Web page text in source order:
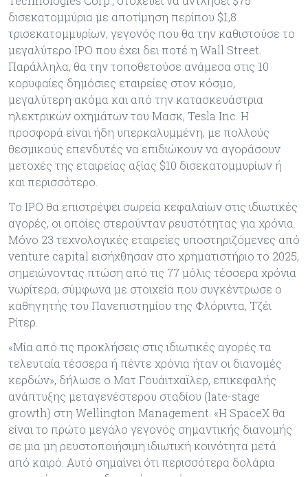
δισεκατομμύρια με αποτίμηση περίπου $1,8
τρισεκατομμυρίων, γεγονός που θα την καθιστούσε το
μεγαλύτερο IPO που έχει δει ποτέ η Wall Street.
Παράλληλα, θα την τοποθετούσε ανάμεσα στις 10
κορυφαίες δημόσιες εταιρείες στον κόσμο,
μεγαλύτερη ακόμα και από την κατασκευάστρια
ηλεκτρικών οχημάτων του Μασκ, Tesla Inc. Η
προσφορά είναι ήδη υπερκαλυμμένη, με πολλούς
θεσμικούς επενδυτές να επιδιώκουν να αγοράσουν
μετοχές της εταιρείας αξίας $10 δισεκατομμυρίων ή
και περισσότερο.
Το IPO θα επιστρέψει σωρεία κεφαλαίων στις ιδιωτικές
αγορές, οι οποίες στερούνταν ρευστότητας για χρόνια.
Μόνο 23 τεχνολογικές εταιρείες υποστηριζόμενες από
venture capital εισήχθησαν στο χρηματιστήριο το 2025,
σημειώνοντας πτώση από τις 77 μόλις τέσσερα χρόνια
νωρίτερα, σύμφωνα με στοιχεία που συγκέντρωσε ο
καθηγητής του Πανεπιστημίου της Φλόριντα, Τζέι
Ρίτερ.
«Μία από τις προκλήσεις στις ιδιωτικές αγορές τα
τελευταία τέσσερα ή πέντε χρόνια ήταν οι διανομές
κερδών», δήλωσε ο Ματ Γουάιτχαϊλερ, επικεφαλής
ανάπτυξης μεταγενέστερου σταδίου (late-stage
growth) στη Wellington Management. «Η SpaceX θα
είναι το πρώτο μεγάλο γεγονός σημαντικής διανομής
σε μια μη ρευστοποιήσιμη ιδιωτική κοινότητα μετά
από καιρό. Αυτό σημαίνει ότι περισσότερα δολάρια